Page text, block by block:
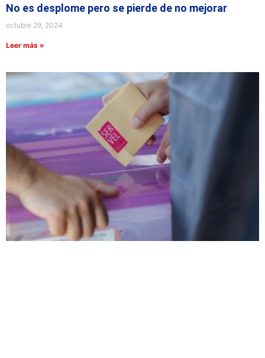
No es desplome pero se pierde de no mejorar
octubre 29, 2024
Leer más »